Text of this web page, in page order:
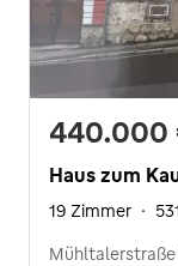
440.000
Haus zum
19 Zimmer ·